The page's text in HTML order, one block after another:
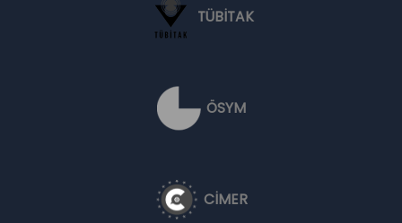
TÜBİTAK
ÖSYM
CİMER